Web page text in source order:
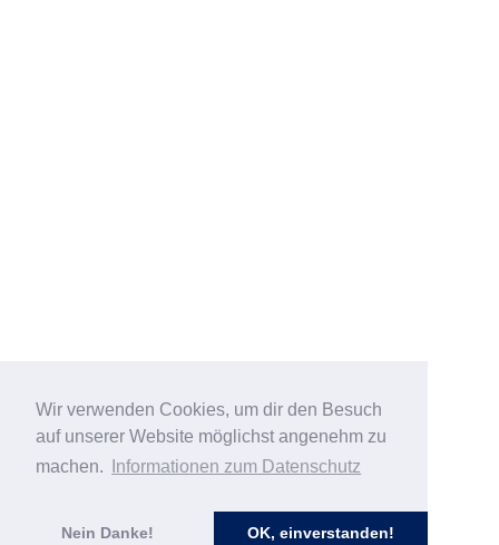
Wir verwenden Cookies, um dir den Besuch
auf unserer Website möglichst angenehm zu
machen.
Informationen zum Datenschutz
Nein Danke! OK, einverstanden!